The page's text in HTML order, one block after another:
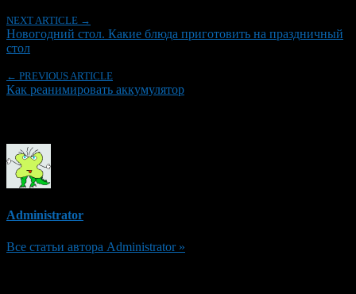
NEXT ARTICLE →
Новогодний стол. Какие блюда приготовить на праздничный
стол
← PREVIOUS ARTICLE
Как реанимировать аккумулятор
Administrator
Все статьи автора Administrator »